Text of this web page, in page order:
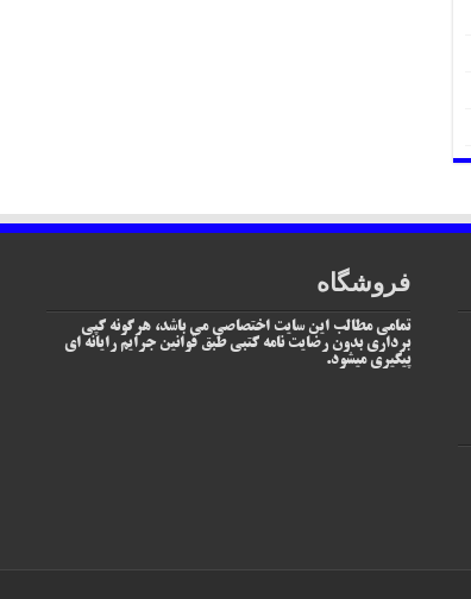
فروشگاه
تمامی مطالب این سایت اختصاصی می باشد، هرگونه کپی
برداری بدون رضایت نامه کتبی طبق قوانین جرایم رایانه ای
پیگیری میشود.